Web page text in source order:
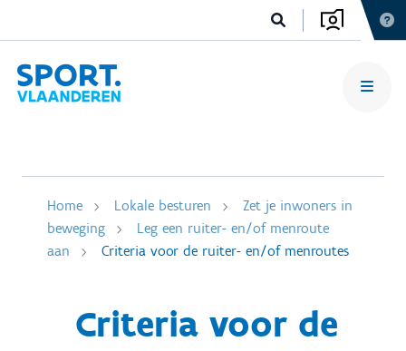
Home Lokale besturen
Zet je inwoners in
beweging
Leg een ruiter- en/of menroute
aan
Criteria voor de ruiter- en/of menroutes
Criteria voor de